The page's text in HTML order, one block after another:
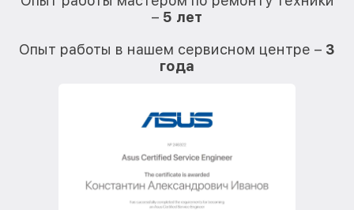
– 5 лет
Опыт работы в нашем сервисном центре – 3
года